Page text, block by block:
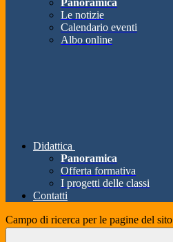
Panoramica
Le notizie
Calendario eventi
Albo online
Didattica
Panoramica
Offerta formativa
I progetti delle classi
Contatti
Campo di ricerca per le pagine del sito